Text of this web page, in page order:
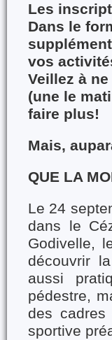
Les
Dans le
vos
Veillez à
(une le
faire plus!
Mais,
QUE LA
Le 24
dans le
Godivelle,
découvrir
aussi
pédestre,
des cadres
sportive